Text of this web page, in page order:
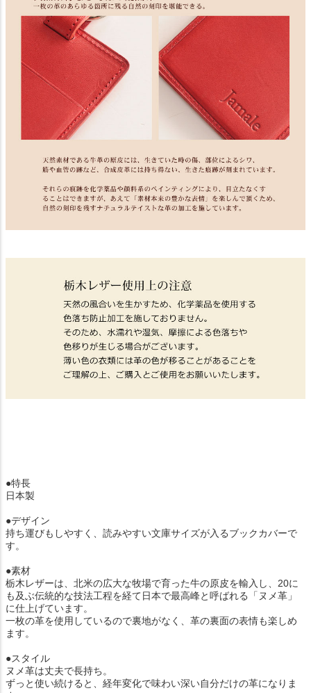
●特長
日本製
●デザイン
持ち運びもしやすく、読みやすい文庫サイズが入るブックカバーで
す。
●素材
栃木レザーは、北米の広大な牧場で育った牛の原皮を輸入し、20に
も及ぶ伝統的な技法工程を経て日本で最高峰と呼ばれる「ヌメ革」
に仕上げています。
一枚の革を使用しているので裏地がなく、革の裏面の表情も楽しめ
ます。
●スタイル
ヌメ革は丈夫で長持ち。
ずっと使い続けると、経年変化で味わい深い自分だけの革になりま